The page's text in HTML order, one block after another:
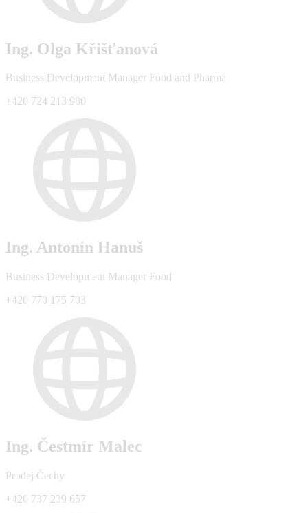
Ing. Olga Křišťanová
Business Development Manager Food and Pharma
+420 724 213 980
Ing. Antonín Hanuš
Business Development Manager Food
+420 770 175 703
Ing. Čestmír Malec
Prodej Čechy
+420 737 239 657